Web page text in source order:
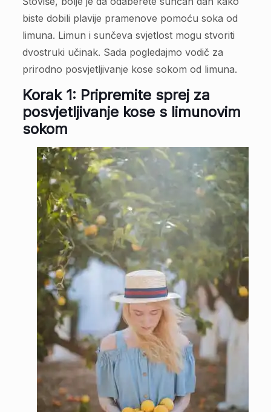
biste dobili plavije pramenove pomoću soka od
limuna. Limun i sunčeva svjetlost mogu stvoriti
dvostruki učinak. Sada pogledajmo vodič za
prirodno posvjetljivanje kose sokom od limuna.
Korak 1: Pripremite sprej za
posvjetljivanje kose s limunovim
sokom